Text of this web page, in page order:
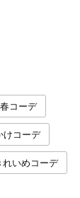
春コーデ
けコーデ
れいめコーデ